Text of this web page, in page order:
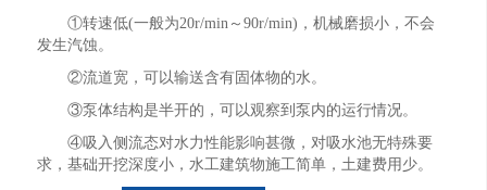
①转速低(一般为20r/min～90r/min)，机械磨损小，不会
发生汽蚀。
②流道宽，可以输送含有固体物的水。
③泵体结构是半开的，可以观察到泵内的运行情况。
④吸入侧流态对水力性能影响甚微，对吸水池无特殊要
求，基础开挖深度小，水工建筑物施工简单，土建费用少。